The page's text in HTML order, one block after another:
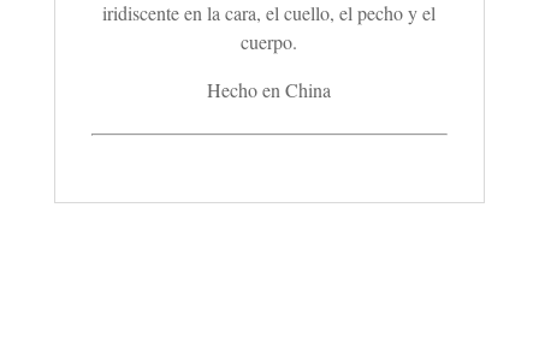
iridiscente en la cara, el cuello, el pecho y el
cuerpo.
Hecho en China